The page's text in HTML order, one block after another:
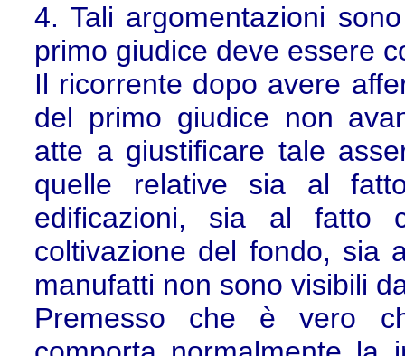
4. Tali argomentazioni
primo giudice deve essere
Il ricorrente dopo avere
del primo giudice non
atte a giustificare tale
quelle relative sia al
edificazioni, sia al fatto
coltivazione del fondo, sia
manufatti non sono visibili
Premesso che è vero